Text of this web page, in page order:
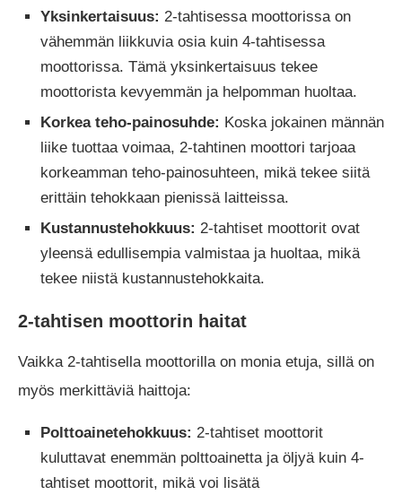
Yksinkertaisuus: 2-tahtisessa moottorissa on
vähemmän liikkuvia osia kuin 4-tahtisessa
moottorissa. Tämä yksinkertaisuus tekee
moottorista kevyemmän ja helpomman huoltaa.
Korkea teho-painosuhde: Koska jokainen männän
liike tuottaa voimaa, 2-tahtinen moottori tarjoaa
korkeamman teho-painosuhteen, mikä tekee siitä
erittäin tehokkaan pienissä laitteissa.
Kustannustehokkuus: 2-tahtiset moottorit ovat
yleensä edullisempia valmistaa ja huoltaa, mikä
tekee niistä kustannustehokkaita.
2-tahtisen moottorin haitat
Vaikka 2-tahtisella moottorilla on monia etuja, sillä on
myös merkittäviä haittoja:
Polttoainetehokkuus: 2-tahtiset moottorit
kuluttavat enemmän polttoainetta ja öljyä kuin 4-
tahtiset moottorit, mikä voi lisätä